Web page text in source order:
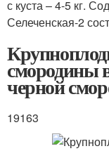
с куста – 4-5 кг.
Селеченская-2
смородины
черной
19163